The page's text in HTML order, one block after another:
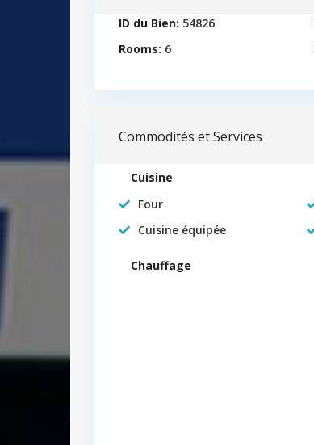
ID du Bien: 54826
Rooms: 6
Commodités et Services
Cuisine
Four
Cuisine équipée
Chauffage